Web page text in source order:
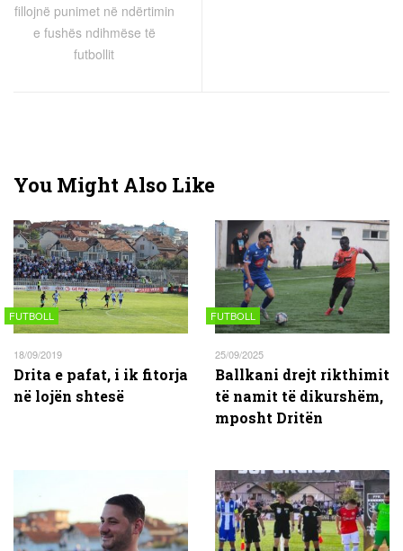
fillojnë punimet në ndërtimin
e fushës ndihmëse të
futbollit
You Might Also Like
FUTBOLL
18/09/2019
Drita e pafat, i ik fitorja
në lojën shtesë
FUTBOLL
25/09/2025
Ballkani drejt rikthimit
të namit të dikurshëm,
mposht Dritën